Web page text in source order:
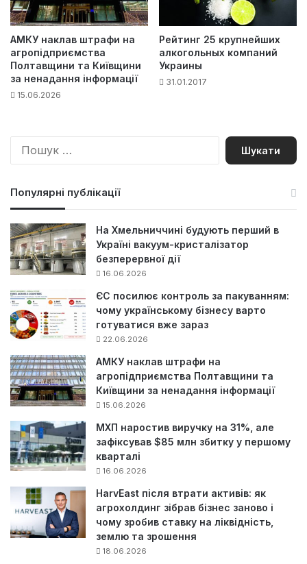
АМКУ наклав штрафи на
агропідприємства
Полтавщини та Київщини
за ненадання інформації
15.06.2026
Рейтинг 25 крупнейших
алкогольных компаний
Украины
31.01.2017
П
Популярні публікації
На Хмельниччині будують перший в
Україні вакуум-кристалізатор
безперервної дії
16.06.2026
ЄС посилює контроль за пакуванням:
чому українському бізнесу варто
готуватися вже зараз
22.06.2026
АМКУ наклав штрафи на
агропідприємства Полтавщини та
Київщини за ненадання інформації
15.06.2026
МХП наростив виручку на 31%, але
зафіксував $85 млн збитку у першому
кварталі
16.06.2026
HarvEast після втрати активів: як
агрохолдинг зібрав бізнес заново і
чому зробив ставку на ліквідність,
землю та зрошення
18.06.2026